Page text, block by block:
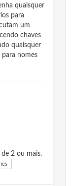
quaisquer
para
um
chaves
quaisquer
para nomes
2 ou mais.